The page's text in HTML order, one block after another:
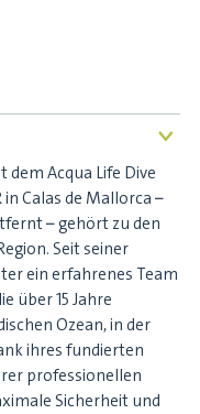
<
Acqua Life Dive
in Calas de Mallorca –
– gehört zu den
Seit seiner
ein erfahrenes Team
über 15 Jahre
Ozean, in der
ihres fundierten
professionellen
Sicherheit und